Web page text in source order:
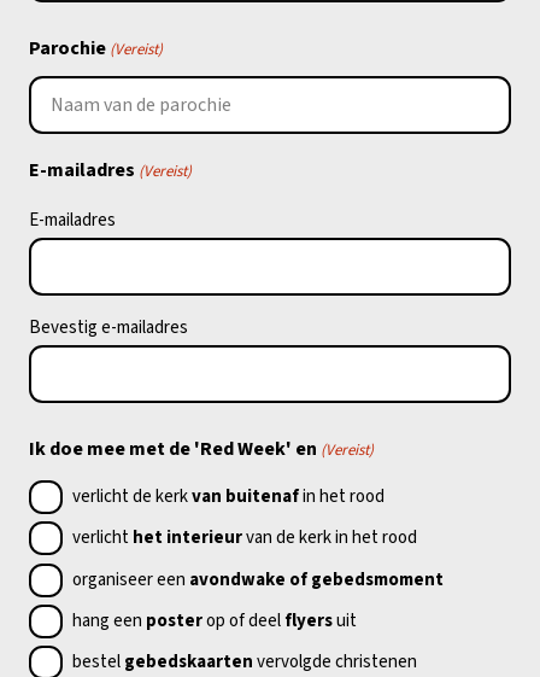
Parochie (Vereist)
E-mailadres (Vereist)
E-mailadres
Bevestig e-mailadres
Ik doe mee met de 'Red Week' en (Vereist)
verlicht de kerkvan buitenafin het rood
verlichthet interieurvan de kerk in het rood
organiseer een avondwake of gebedsmoment
hang een posterop of deelflyersuit
bestelgebedskaartenvervolgde christenen